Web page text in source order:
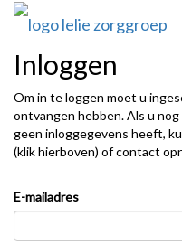
Inloggen
Om in te loggen moet u
ontvangen hebben. Als u
geen inloggegevens heeft,
(klik hierboven) of contact
E-mailadres